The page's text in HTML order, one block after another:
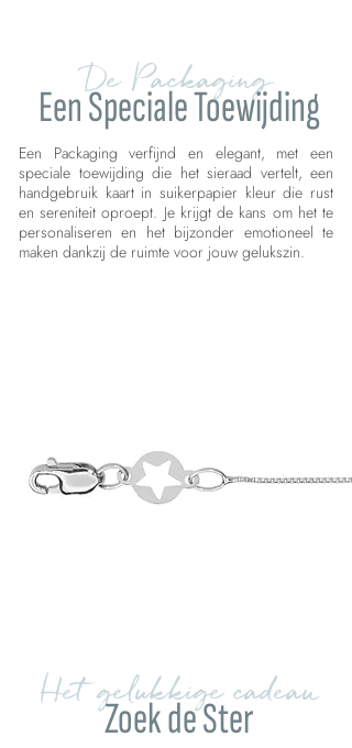
De Packaging
Een Speciale Toewijding
Een Packaging verfijnd en elegant, met een
speciale toewijding die het sieraad vertelt, een
handgebruik kaart in suikerpapier kleur die rust
en sereniteit oproept. Je krijgt de kans om het te
personaliseren en het bijzonder emotioneel te
maken dankzij de ruimte voor jouw gelukszin.
Het gelukkige cadeau
Zoek de Ster